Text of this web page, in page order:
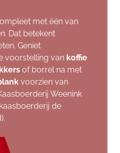
met één van
Dat betekent
Geniet
voorstelling van koffie
of borrel na met
voorzien van
Weenink
de